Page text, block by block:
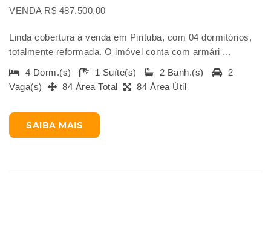
VENDA R$ 487.500,00
Linda cobertura à venda em Pirituba, com 04 dormitórios,
totalmente reformada. O imóvel conta com armári ...
4 Dorm.(s)
1 Suíte(s) 2 Banh.(s)
2
Vaga(s)
84 Área Total 84 Área Útil
SAIBA MAIS